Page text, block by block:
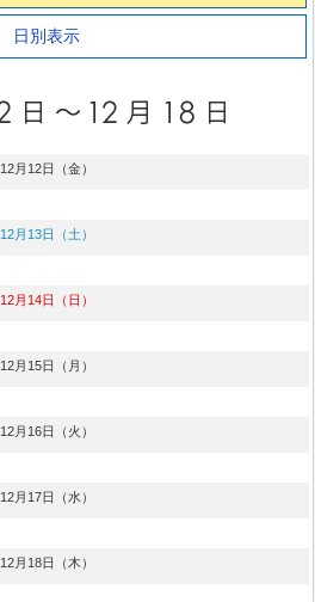
日別表示
12月12日（金）
12月13日（土）
12月14日（日）
12月15日（月）
12月16日（火）
12月17日（水）
12月18日（木）